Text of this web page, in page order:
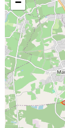
Inondations
et/ou
Coulées de
Boue
Inondations
et/ou
Coulées de
Boue